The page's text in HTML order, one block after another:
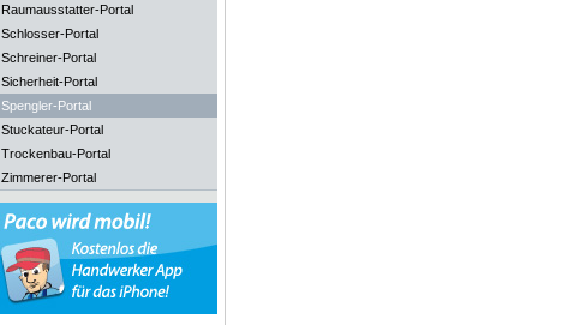
Raumausstatter-Portal
Schlosser-Portal
Schreiner-Portal
Sicherheit-Portal
Spengler-Portal
Stuckateur-Portal
Trockenbau-Portal
Zimmerer-Portal